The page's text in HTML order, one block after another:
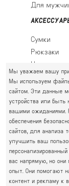
Для
Сумки
Рюкзаки
Носки
ПРАВЫЙ
Г. КИЕВ,
ГРАФИК
пн.-пт.
сб.-нд.
Мы уважаем вашу
Мы используем
сайтом. Эти данные
устройства или быть
вашими ожиданиями.
обеспечения
сайтов, для анализа
улучшить ваш
вас напрямую, но
опыт. Они помогают
контент и рекламу к